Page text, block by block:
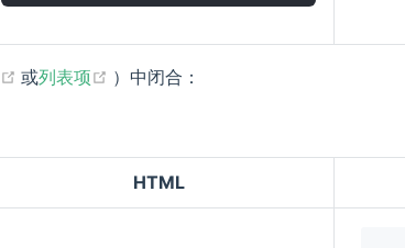
(opens new window)
或列表项 (opens new window)
）中闭合：
HTML